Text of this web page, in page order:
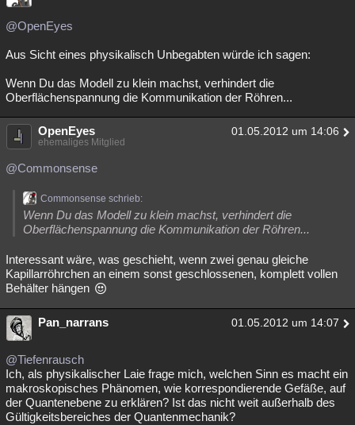
@OpenEyes
Aus Sicht eines physikalisch Unbegabten würde ich sagen:
Wenn Du das Modell zu klein machst, verhindert die
Oberflächenspannung die Kommunikation der Röhren...
OpenEyes 01.05.2012 um 14:06
ehemaliges Mitglied
@Commonsense
Commonsense schrieb:
Wenn Du das Modell zu klein machst, verhindert die
Oberflächenspannung die Kommunikation der Röhren...
Interessant wäre, was geschieht, wenn zwei genau gleiche
Kapillarröhrchen an einem sonst geschlossenen, komplett vollen
Behälter hängen
Pan_narrans 01.05.2012 um 14:07
@Tiefenrausch
Ich, als physikalischer Laie frage mich, welchen Sinn es macht ein
makroskopisches Phänomen, wie korrespondierende Gefäße, auf
der Quantenebene zu erklären? Ist das nicht weit außerhalb des
Gültigkeitsbereiches der Quantenmechanik?